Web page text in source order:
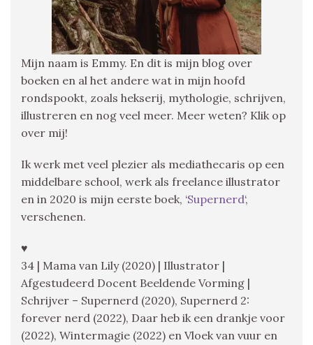
Mijn naam is Emmy. En dit is mijn blog over
boeken en al het andere wat in mijn hoofd
rondspookt, zoals hekserij, mythologie, schrijven,
illustreren en nog veel meer. Meer weten? Klik op
over mij!
Ik werk met veel plezier als mediathecaris op een
middelbare school, werk als freelance illustrator
en in 2020 is mijn eerste boek, ‘Supernerd‘,
verschenen.
♥
34 | Mama van Lily (2020) | Illustrator |
Afgestudeerd Docent Beeldende Vorming |
Schrijver – Supernerd (2020), Supernerd 2:
forever nerd (2022), Daar heb ik een drankje voor
(2022), Wintermagie (2022) en Vloek van vuur en